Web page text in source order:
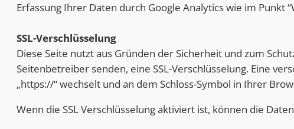
Erfassung Ihrer Daten durch Google Analytics wie im
SSL-Verschlüsselung
Diese Seite nutzt aus Gründen der Sicherheit und zum
Seitenbetreiber senden, eine SSL-Verschlüsselung. Eine
„https://“ wechselt und an dem Schloss-Symbol in Ihrer
Wenn die SSL Verschlüsselung aktiviert ist, können die